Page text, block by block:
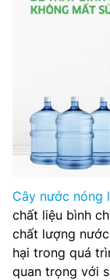
Cây nước nóng
chất liệu bình
chất lượng
hại trong quá
quan trọng với